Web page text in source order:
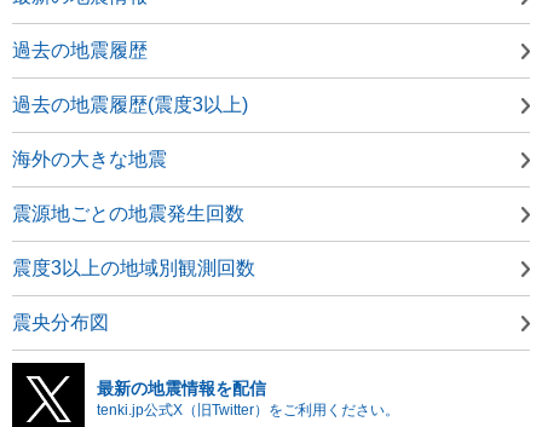
過去の地震履歴
過去の地震履歴(震度3以上)
海外の大きな地震
震源地ごとの地震発生回数
震度3以上の地域別観測回数
震央分布図
最新の地震情報を配信
tenki.jp公式X（旧Twitter）をご利用ください。